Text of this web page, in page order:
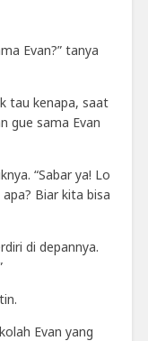
Evan?” tanya
tau kenapa, saat
gue sama Evan
“Sabar ya! Lo
Biar kita bisa
di depannya.
Evan yang